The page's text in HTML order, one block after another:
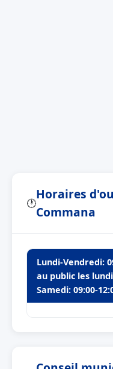
🕐
Horaires
Commana
Lundi-Vendredi:
au public les
Samedi: 09:00-